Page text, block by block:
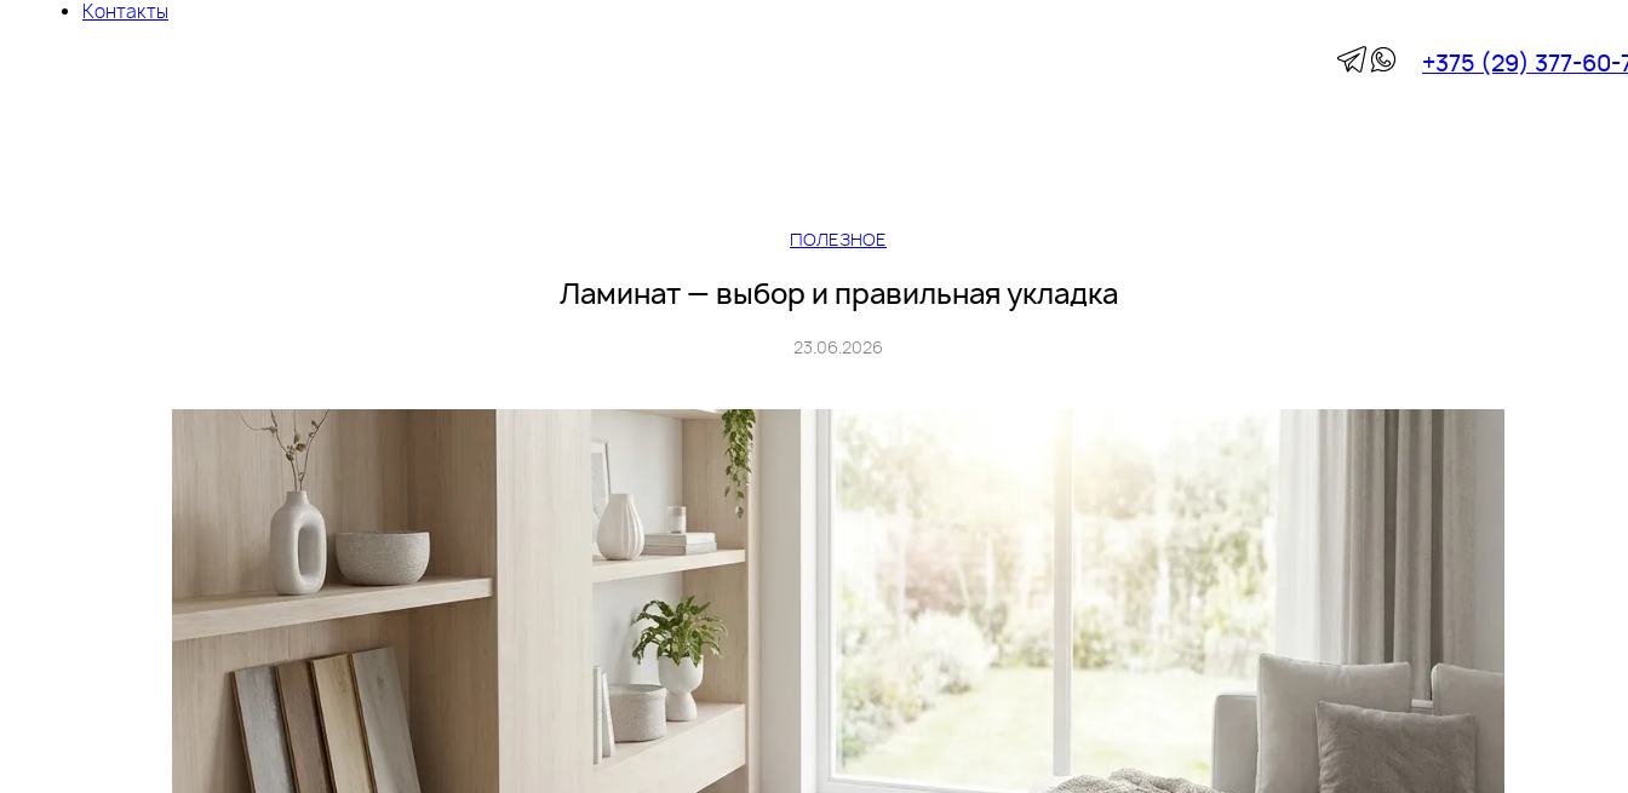
Контакты
+375 (29) 377-60-
ПОЛЕЗНОЕ
Ламинат — выбор и правильная укладка
23.06.2026